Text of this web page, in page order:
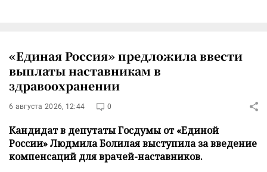
«Единая Россия» предложила ввести
выплаты наставникам в
здравоохранении
6 августа 2026, 12:44 0
Кандидат в депутаты Госдумы от «Единой
России» Людмила Болилая выступила за введение
компенсаций для врачей-наставников.